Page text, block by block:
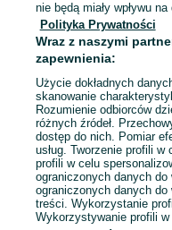
Mapa kategorii
Mapa miejscowości
Mapa ministron
Popularne wyszukiwania
nie będą miały wpływu
Polityka Prywatności
Wraz z naszymi
zapewnienia:
Użycie dokładnych
skanowanie
Rozumienie odbiorców
różnych źródeł.
dostęp do nich. Pomiar
usług. Tworzenie profili
profili w celu
ograniczonych danych
ograniczonych danych
treści. Wykorzystanie
Wykorzystywanie profili